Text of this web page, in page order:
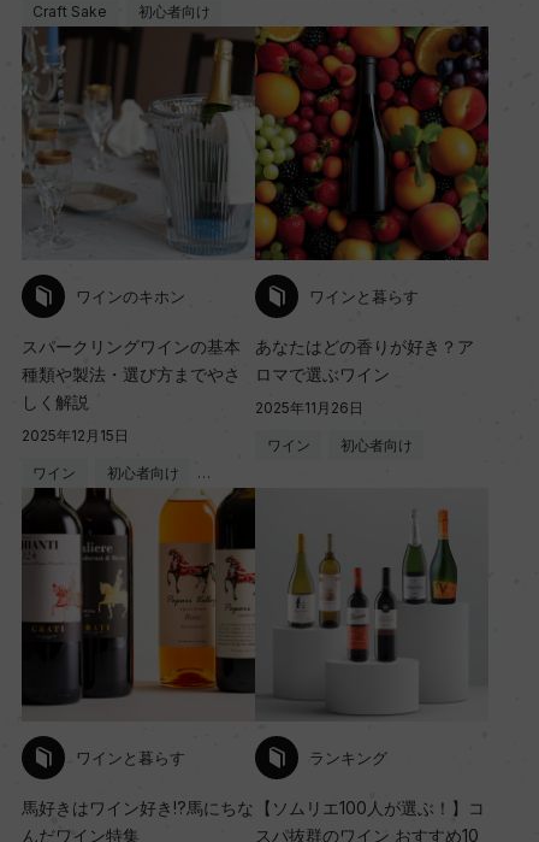
Craft Sake 初心者向け
ワインのキホン
スパークリングワインの基本
種類や製法・選び方までやさ
しく解説
2025年12月15日
ワイン 初心者向け …
ワインと暮らす
あなたはどの香りが好き？ア
ロマで選ぶワイン
2025年11月26日
ワイン 初心者向け
ワインと暮らす
馬好きはワイン好き!?馬にちな
んだワイン特集
ランキング
【ソムリエ100人が選ぶ！】コ
スパ抜群のワイン おすすめ10